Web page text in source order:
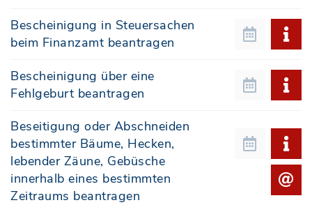
Bescheinigung in Steuersachen
beim Finanzamt beantragen
Bescheinigung über eine
Fehlgeburt beantragen
Beseitigung oder Abschneiden
bestimmter Bäume, Hecken,
lebender Zäune, Gebüsche
innerhalb eines bestimmten
Zeitraums beantragen